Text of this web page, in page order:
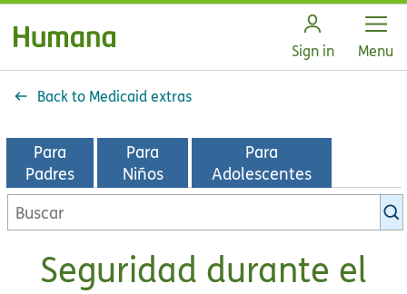
Sign in Open
Menu
Back to Medicaid extras
Para
Padres
Para
Niños
Para
Adolescentes
Seguridad durante el